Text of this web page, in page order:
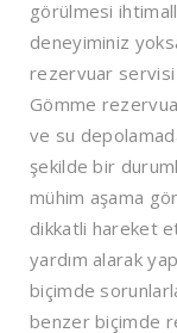
görülmesi
deneyiminiz
rezervuar
Gömme
ve su
şekilde bir
mühim aşama
dikkatli hareket
yardım alarak
biçimde
benzer biçimde